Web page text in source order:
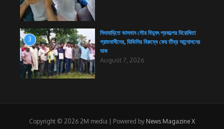
3
সিদাবাড়িতে ভাসমান সৌর বিদ্যুৎ প্রকল্পের বিরোধিতা
গ্রামবাসীদের, ডিভিসির বিরুদ্ধে ফের তীব্র আন্দোলনের
ডাক
August 7, 2026
Copyright © 2026 2M media | Powered by News Magazine X